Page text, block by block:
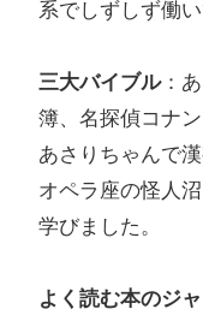
系でしずしず働い
三大バイブル：
簿、名探偵コナン
あさりちゃんで
オペラ座の怪人
学びました。
よく読む本のジ